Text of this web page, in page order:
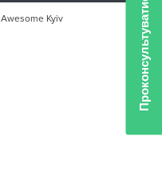
Awesome Kyiv Проконсультуватися